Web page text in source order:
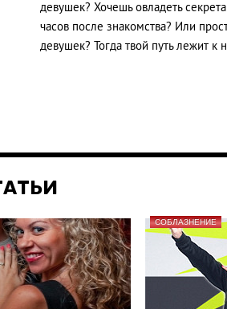
девушек? Хочешь овладеть
часов после знакомства? Или
девушек? Тогда твой путь лежит к
СОБЛАЗНЕНИЕ